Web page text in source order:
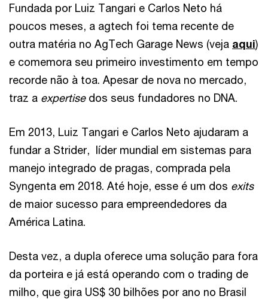
Fundada por Luiz Tangari e Carlos Neto há
poucos meses, a agtech foi tema recente de
outra matéria no AgTech Garage News (veja aqui)
e comemora seu primeiro investimento em tempo
recorde não à toa. Apesar de nova no mercado,
traz a expertisedos seus fundadores no DNA.
Em 2013, Luiz Tangari e Carlos Neto ajudaram a
fundar a Strider, líder mundial em sistemas para
manejo integrado de pragas, comprada pela
Syngenta em 2018. Até hoje, esse é um dos exits
de maior sucesso para empreendedores da
América Latina.
Desta vez, a dupla oferece uma solução para fora
da porteira e já está operando com o trading de
milho, que gira US$ 30 bilhões por ano no Brasil